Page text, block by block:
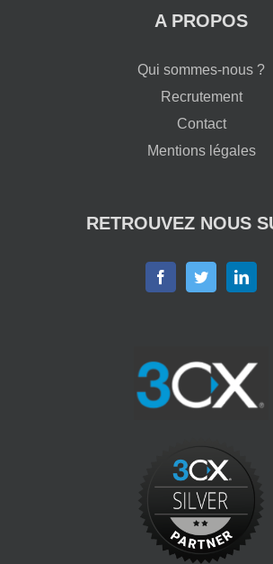
A PROPOS
Qui sommes-nous ?
Recrutement
Contact
Mentions légales
RETROUVEZ NOUS